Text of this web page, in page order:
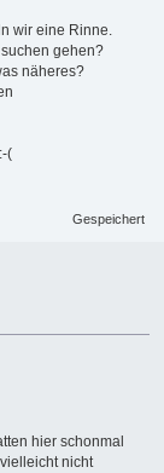
wir eine Rinne.
gehen?
näheres?
(
Gespeichert
hier schonmal
nicht